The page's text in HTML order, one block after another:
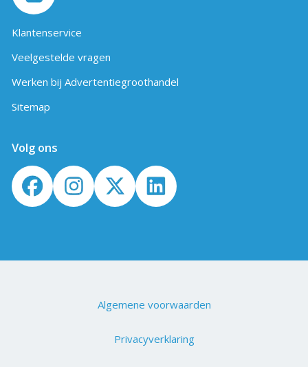
Klantenservice
Veelgestelde vragen
Werken bij Advertentiegroothandel
Sitemap
Volg ons
Algemene voorwaarden
Privacyverklaring